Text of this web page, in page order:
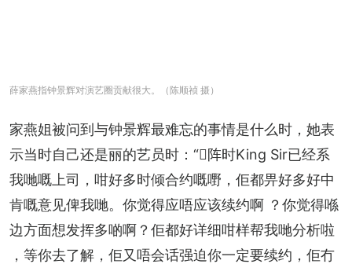
薛家燕指钟景辉对演艺圈贡献很大。（陈顺祯 摄）
家燕姐被问到与钟景辉最难忘的事情是什么时，她表
示当时自己还是丽的艺员时：“𠮶阵时King Sir已经系
我哋嘅上司，咁好多时倾合约嘅嘢，佢都畀好多好中
肯嘅意见俾我哋。你觉得应唔应该续约啊 ？你觉得喺
边方面想发挥多啲啊？佢都好详细咁样帮我哋分析啦
，等你去了解，佢又唔会话强迫你一定要续约，佢冇